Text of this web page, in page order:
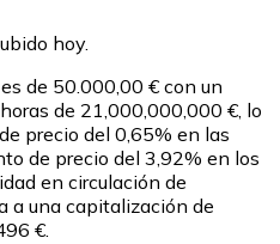
hoy.
de 50.000,00 € con un
de 21,000,000,000 €, lo
precio del 0,65% en las
de precio del 3,92% en los
en circulación de
a una capitalización de
€.